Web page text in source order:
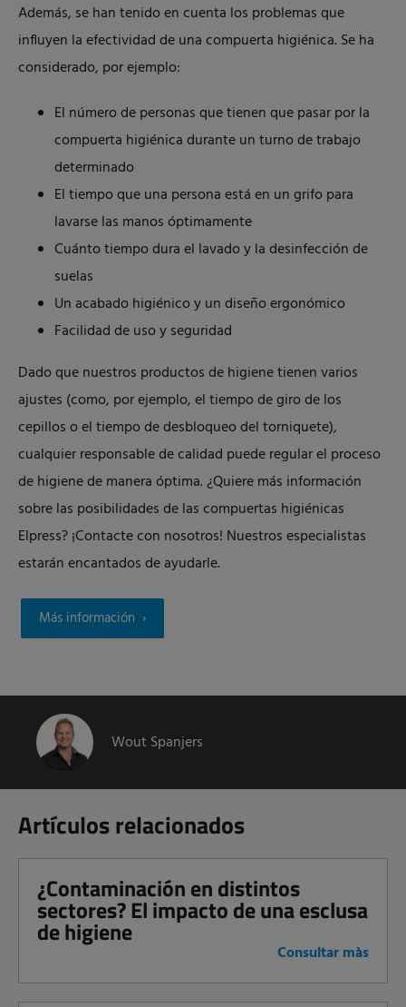
Además, se han tenido en cuenta los problemas que
influyen la efectividad de una compuerta higiénica. Se ha
considerado, por ejemplo:
El número de personas que tienen que pasar por la
compuerta higiénica durante un turno de trabajo
determinado
El tiempo que una persona está en un grifo para
lavarse las manos óptimamente
Cuánto tiempo dura el lavado y la desinfección de
suelas
Un acabado higiénico y un diseño ergonómico
Facilidad de uso y seguridad
Dado que nuestros productos de higiene tienen varios
ajustes (como, por ejemplo, el tiempo de giro de los
cepillos o el tiempo de desbloqueo del torniquete),
cualquier responsable de calidad puede regular el proceso
de higiene de manera óptima. ¿Quiere más información
sobre las posibilidades de las compuertas higiénicas
Elpress?¡Contacte con nosotros! Nuestros especialistas
estarán encantados de ayudarle.
Más información
Wout Spanjers
Artículos relacionados
¿Contaminación en distintos
sectores? El impacto de una esclusa
de higiene
Consultar màs